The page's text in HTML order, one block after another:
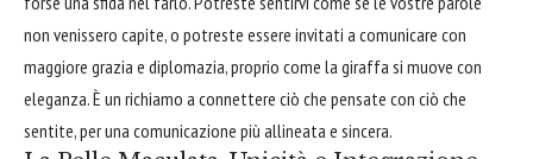
non venissero capite, o potreste essere invitati a comunicare con
maggiore grazia e diplomazia, proprio come la giraffa si muove con
eleganza. È un richiamo a connettere ciò che pensate con ciò che
sentite, per una comunicazione più allineata e sincera.